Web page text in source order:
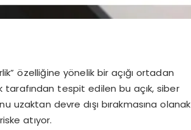
özelliğine yönelik bir açığı ortadan
tarafından tespit edilen bu açık, siber
uzaktan devre dışı bırakmasına olanak
atıyor.